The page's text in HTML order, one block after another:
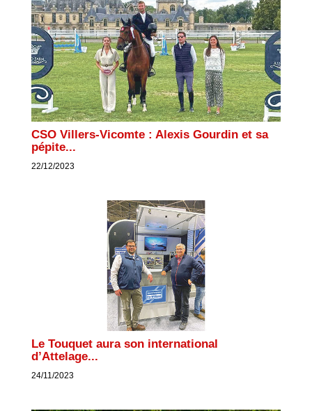
CSO Villers-Vicomte : Alexis Gourdin et sa
pépite...
22/12/2023
Le Touquet aura son international
d’Attelage...
24/11/2023